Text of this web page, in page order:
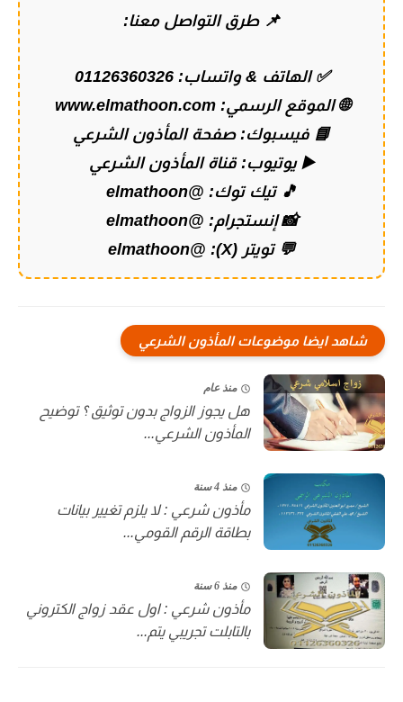
📌 طرق التواصل معنا:
✅ الهاتف & واتساب:01126360326
🌐 الموقع الرسمي:www.elmathoon.com
📘 فيسبوك:صفحة المأذون الشرعي
▶️ يوتيوب:قناة المأذون الشرعي
🎵 تيك توك: @elmathoon
📸 إنستجرام: @elmathoon
💬 تويتر (X):
@elmathoon
شاهد ايضا موضوعات المأذون الشرعي
منذ عام
هل يجوز الزواج بدون توثيق ؟ توضيح
المأذون الشرعي...
منذ 4 سنة
مأذون شرعي : لا يلزم تغيير بيانات
بطاقة الرقم القومي...
منذ 6 سنة
مأذون شرعي : اول عقد زواج الكتروني
بالتابلت تجريبي يتم...